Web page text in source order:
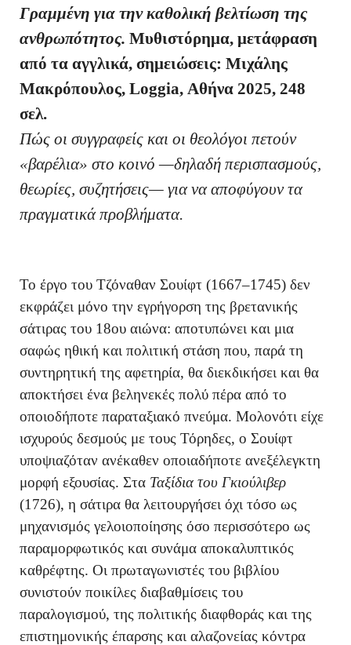
Γραμμένη για την καθολική βελτίωση της
ανθρωπότητος. Μυθιστόρημα, μετάφραση
από τα αγγλικά, σημειώσεις: Μιχάλης
Μακρόπουλος, Loggia, Αθήνα 2025, 248
σελ.
Πώς οι συγγραφείς και οι θεολόγοι πετούν
«βαρέλια» στο κοινό —δηλαδή περισπασμούς,
θεωρίες, συζητήσεις— για να αποφύγουν τα
πραγματικά προβλήματα.
Το έργο του Τζόναθαν Σουίφτ (1667–1745) δεν
εκφράζει μόνο την εγρήγορση της βρετανικής
σάτιρας του 18ου αιώνα: αποτυπώνει και μια
σαφώς ηθική και πολιτική στάση που, παρά τη
συντηρητική της αφετηρία, θα διεκδικήσει και θα
αποκτήσει ένα βεληνεκές πολύ πέρα από το
οποιοδήποτε παραταξιακό πνεύμα. Μολονότι είχε
ισχυρούς δεσμούς με τους Τόρηδες, ο Σουίφτ
υποψιαζόταν ανέκαθεν οποιαδήποτε ανεξέλεγκτη
μορφή εξουσίας. Στα Ταξίδια του Γκιούλιβερ
(1726), η σάτιρα θα λειτουργήσει όχι τόσο ως
μηχανισμός γελοιοποίησης όσο περισσότερο ως
παραμορφωτικός και συνάμα αποκαλυπτικός
καθρέφτης. Οι πρωταγωνιστές του βιβλίου
συνιστούν ποικίλες διαβαθμίσεις του
παραλογισμού, της πολιτικής διαφθοράς και της
επιστημονικής έπαρσης και αλαζονείας κόντρα